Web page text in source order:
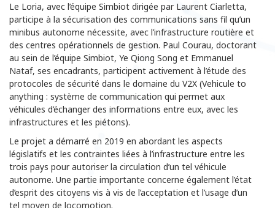
Le Loria, avec l’équipe Simbiot dirigée par Laurent Ciarletta,
participe à la sécurisation des communications sans fil qu’un
minibus autonome nécessite, avec l’infrastructure routière et
des centres opérationnels de gestion. Paul Courau, doctorant
au sein de l’équipe Simbiot, Ye Qiong Song et Emmanuel
Nataf, ses encadrants, participent activement à l’étude des
protocoles de sécurité dans le domaine du V2X (Vehicule to
anything : système de communication qui permet aux
véhicules d’échanger des informations entre eux, avec les
infrastructures et les piétons).
Le projet a démarré en 2019 en abordant les aspects
législatifs et les contraintes liées à l’infrastructure entre les
trois pays pour autoriser la circulation d’un tel véhicule
autonome. Une partie importante concerne également l’état
d’esprit des citoyens vis à vis de l’acceptation et l’usage d’un
tel moyen de locomotion.